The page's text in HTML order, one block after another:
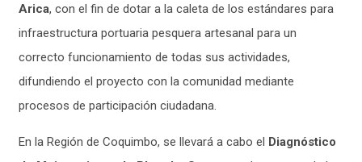
Arica, con el fin de dotar a la caleta de los estándares para
infraestructura portuaria pesquera artesanal para un
correcto funcionamiento de todas sus actividades,
difundiendo el proyecto con la comunidad mediante
procesos de participación ciudadana.
En la Región de Coquimbo, se llevará a cabo el Diagnóstico